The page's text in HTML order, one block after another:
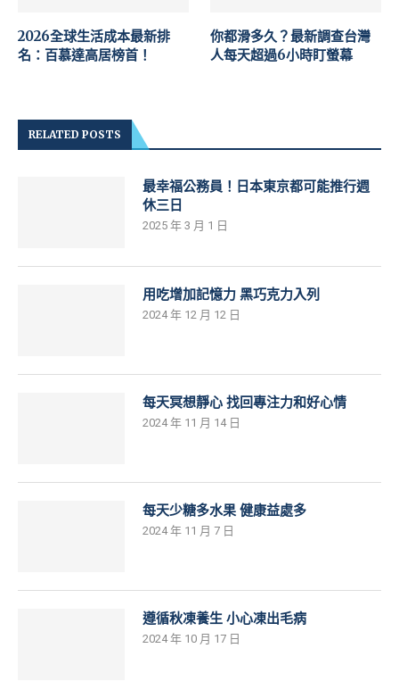
2026全球生活成本最新排
名：百慕達高居榜首！
你都滑多久？最新調查台灣
人每天超過6小時盯螢幕
RELATED POSTS
最幸福公務員！日本東京都可能推行週
休三日
2025 年 3 月 1 日
用吃增加記憶力 黑巧克力入列
2024 年 12 月 12 日
每天冥想靜心 找回專注力和好心情
2024 年 11 月 14 日
每天少糖多水果 健康益處多
2024 年 11 月 7 日
遵循秋凍養生 小心凍出毛病
2024 年 10 月 17 日